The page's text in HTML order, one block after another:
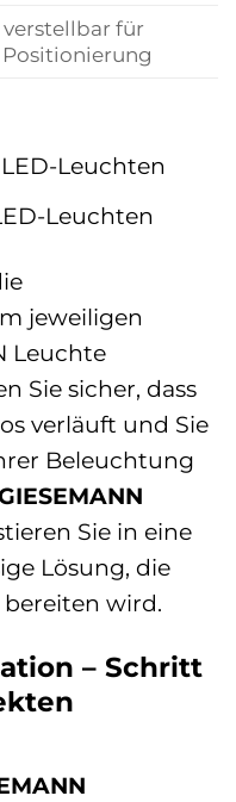
verstellbar für
Leuchten
Leuchten
jeweiligen
Leuchte
Sie sicher, dass
verläuft und Sie
Beleuchtung
Sie in eine
Lösung, die
bereiten wird.
– Schritt